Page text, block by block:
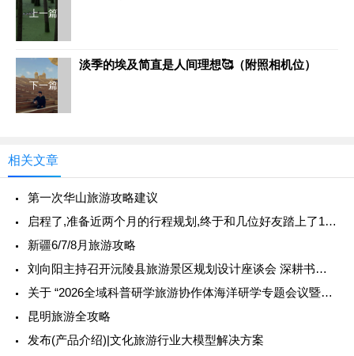
上一篇
下一篇
淡季的埃及简直是人间理想🥰（附照相机位）
相关文章
第一次华山旅游攻略建议
启程了,准备近两个月的行程规划,终于和几位好友踏上了116公里西班牙朝圣之路徒步和西班牙2500公里北部自驾的行程
新疆6/7/8月旅游攻略
刘向阳主持召开沅陵县旅游景区规划设计座谈会 深耕书山文脉 打造文旅精品项目
关于 “2026全域科普研学旅游协作体海洋研学专题会议暨青岛中科海印象科技文化有限公司海洋研学推介会”改期的通知
昆明旅游全攻略
发布(产品介绍)|文化旅游行业大模型解决方案